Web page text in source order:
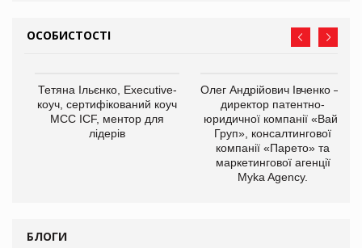
ОСОБИСТОСТІ
Тетяна Ільєнко, Executive-
коуч, сертифікований коуч
МСС ICF, ментор для
лідерів
Олег Андрійович Івченко —
директор патентно-
юридичної компанії «Вайз
Груп», консалтингової
компанії «Парето» та
маркетингової агенції
Myka Agency.
БЛОГИ